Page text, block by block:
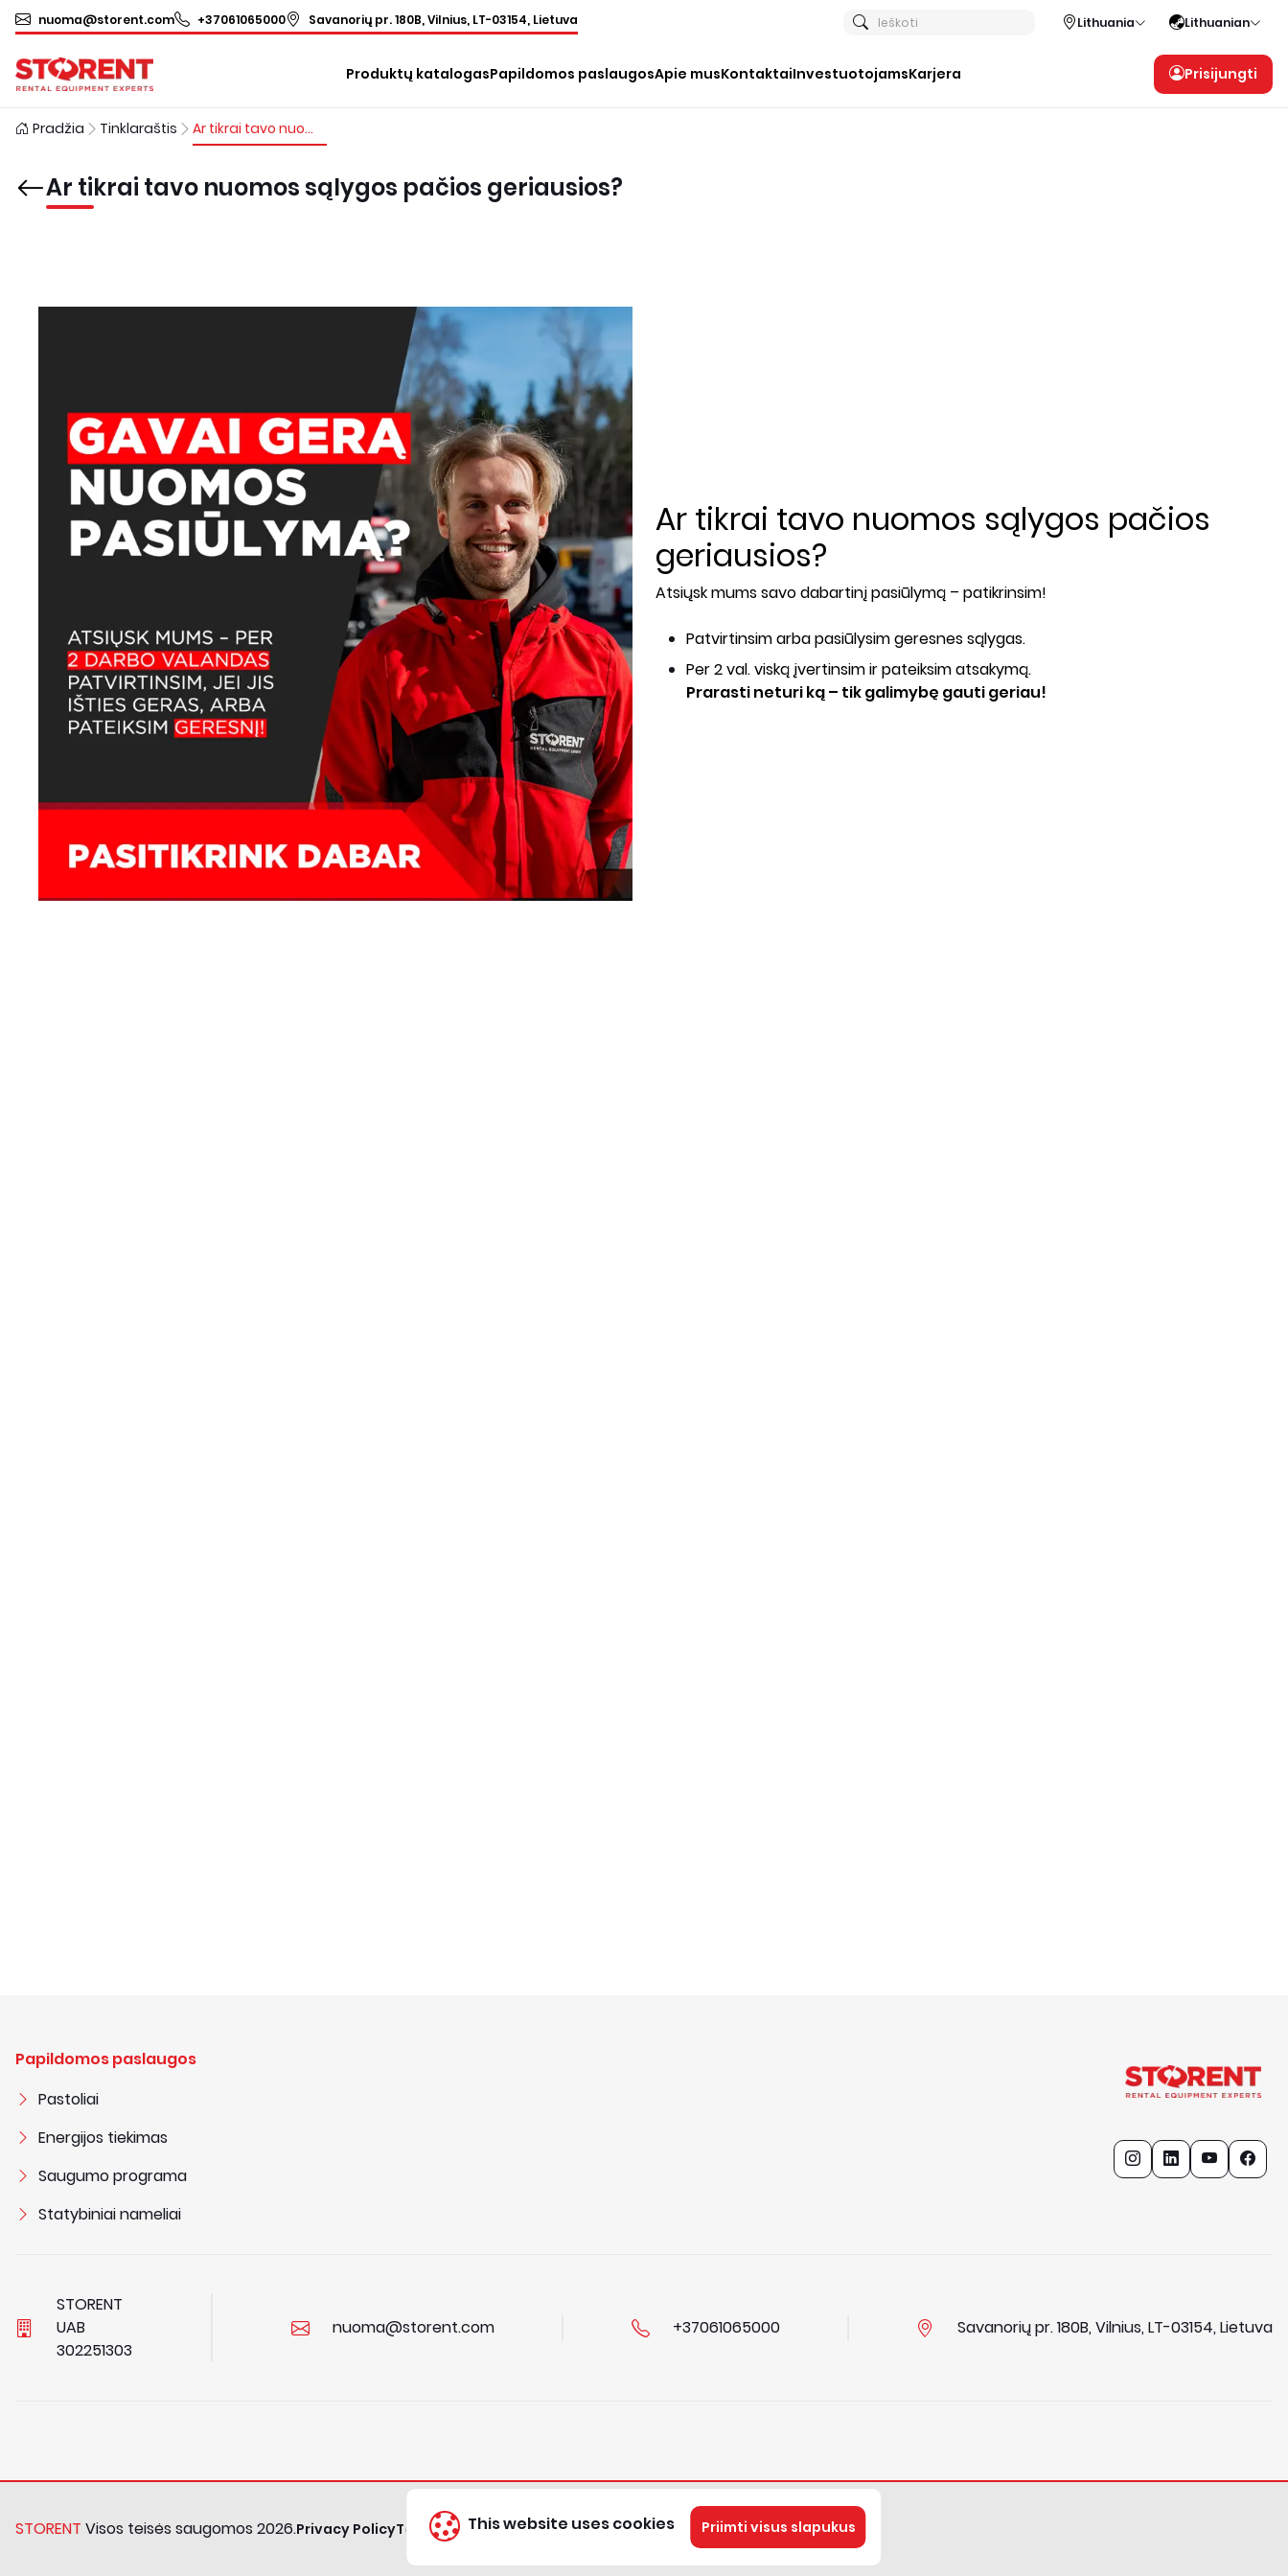
nuoma@storent.com +37061065000 Savanorių pr. 180B, Vilnius, LT-03154, Lietuva Ieškoti Lithuania Lithuanian
Produktų katalogasPapildomos paslaugosApie musKontaktaiInvestuotojamsKarjera Prisijungti
Pradžia Tinklaraštis Ar tikrai tavo nuomos sąlygos pačios geriausios?
Ar tikrai tavo nuomos sąlygos pačios geriausios?
Ar tikrai tavo nuomos sąlygos pačios
geriausios?
Atsiųsk mums savo dabartinį pasiūlymą – patikrinsim!
Patvirtinsim arba pasiūlysim geresnes sąlygas.
Per 2 val. viską įvertinsim ir pateiksim atsakymą.
Prarasti neturi ką – tik galimybę gauti geriau!
Papildomos paslaugos
Pastoliai
Energijos tiekimas
Saugumo programa
Statybiniai nameliai
STORENT
UAB
302251303
nuoma@storent.com +37061065000 Savanorių pr. 180B, Vilnius, LT-03154, Lietuva
STORENT Visos teisės saugomos 2026.Privacy PolicyTerms & ConditionsAbout us
This website uses cookies Priimti visus slapukus